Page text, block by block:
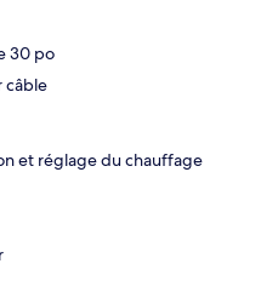
30 po
câble
et réglage du chauffage